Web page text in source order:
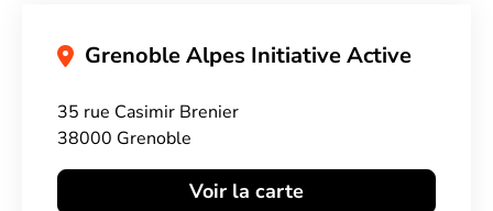
Grenoble Alpes Initiative Active
35 rue Casimir Brenier
38000 Grenoble
Voir la carte